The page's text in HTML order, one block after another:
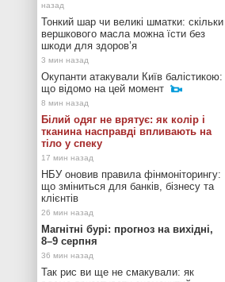
Тонкий шар чи великі шматки: скільки
вершкового масла можна їсти без
шкоди для здоров’я
Окупанти атакували Київ балістикою:
що відомо на цей момент
Білий одяг не врятує: як колір і
тканина насправді впливають на
тіло у спеку
НБУ оновив правила фінмоніторингу:
що зміниться для банків, бізнесу та
клієнтів
Магнітні бурі: прогноз на вихідні,
8–9 серпня
Так рис ви ще не смакували: як